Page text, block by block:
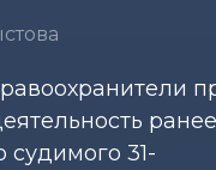
ранее
судимого 31-